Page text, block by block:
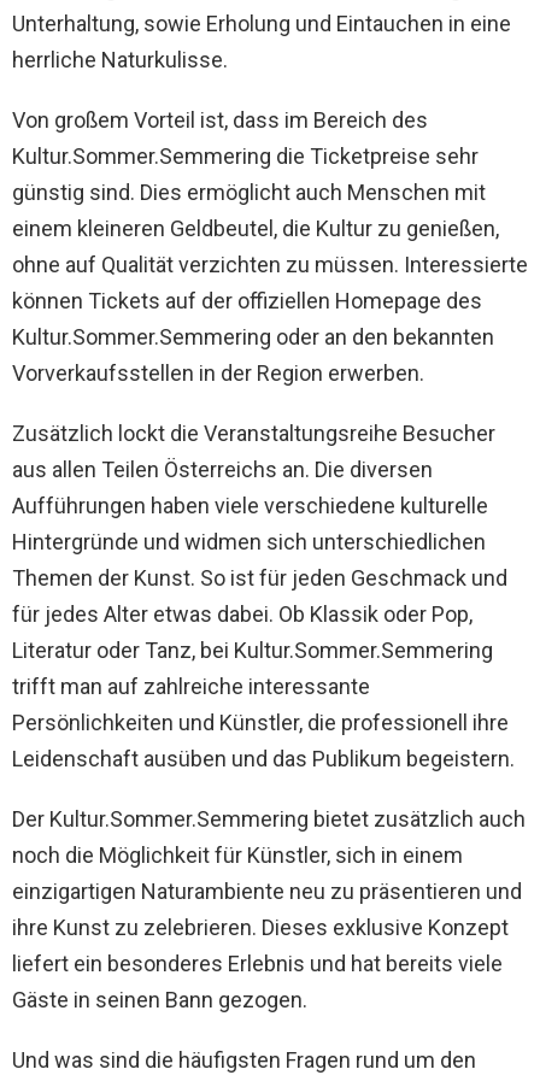
Unterhaltung, sowie Erholung und Eintauchen in eine
herrliche Naturkulisse.
Von großem Vorteil ist, dass im Bereich des
Kultur.Sommer.Semmering die Ticketpreise sehr
günstig sind. Dies ermöglicht auch Menschen mit
einem kleineren Geldbeutel, die Kultur zu genießen,
ohne auf Qualität verzichten zu müssen. Interessierte
können Tickets auf der offiziellen Homepage des
Kultur.Sommer.Semmering oder an den bekannten
Vorverkaufsstellen in der Region erwerben.
Zusätzlich lockt die Veranstaltungsreihe Besucher
aus allen Teilen Österreichs an. Die diversen
Aufführungen haben viele verschiedene kulturelle
Hintergründe und widmen sich unterschiedlichen
Themen der Kunst. So ist für jeden Geschmack und
für jedes Alter etwas dabei. Ob Klassik oder Pop,
Literatur oder Tanz, bei Kultur.Sommer.Semmering
trifft man auf zahlreiche interessante
Persönlichkeiten und Künstler, die professionell ihre
Leidenschaft ausüben und das Publikum begeistern.
Der Kultur.Sommer.Semmering bietet zusätzlich auch
noch die Möglichkeit für Künstler, sich in einem
einzigartigen Naturambiente neu zu präsentieren und
ihre Kunst zu zelebrieren. Dieses exklusive Konzept
liefert ein besonderes Erlebnis und hat bereits viele
Gäste in seinen Bann gezogen.
Und was sind die häufigsten Fragen rund um den